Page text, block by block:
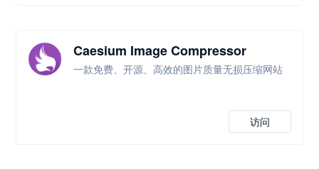
Caesium Image Compressor
一款免费、开源、高效的图片质量无损压缩网站
访问